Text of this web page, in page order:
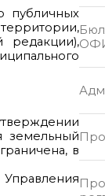
публичных
земельный
в